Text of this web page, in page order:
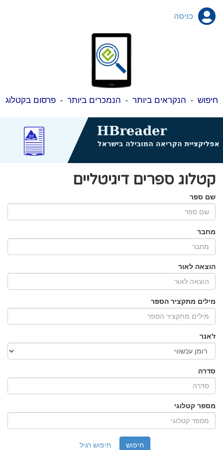
כניסה
חיפוש - הנקראים ביותר - הנמכרים ביותר -פרסום בקטלוג
קטלוג ספרים דיגיטליים
שם ספר
מחבר
הוצאה לאור
מילים מתקציר הספר
ז'אנר
סדרה
מספר קטלוגי
חיפוש רגיל